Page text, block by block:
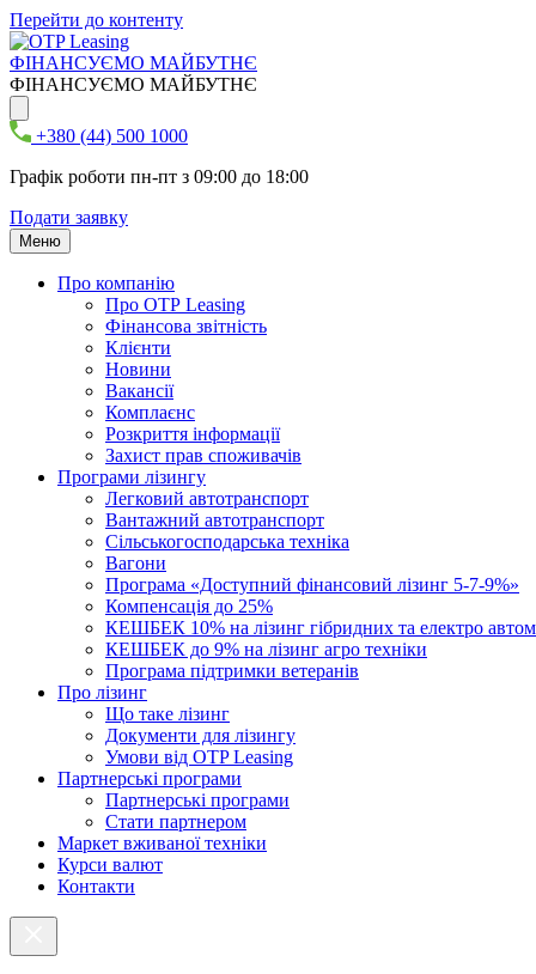
Перейти до контенту
ФІНАНСУЄМО МАЙБУТНЄ
ФІНАНСУЄМО МАЙБУТНЄ
+380 (44) 500 1000
Графік роботи пн-пт з 09:00 до 18:00
Подати заявку
Меню
Про компанію
Про ОТР Leasing
Фінансова звітність
Клієнти
Новини
Вакансії
Комплаєнс
Розкриття інформації
Захист прав споживачів
Програми лізингу
Легковий автотранспорт
Вантажний автотранспорт
Cільськогосподарська техніка
Вагони
Програма «Доступний фінансовий лізинг 5-7-9%»
Компенсація до 25%
КЕШБЕК 10% на лізинг гібридних та електро
КЕШБЕК до 9% на лізинг агро техніки
Програма підтримки ветеранів
Про лізинг
Що таке лізинг
Документи для лізингу
Умови від OTP Leasing
Партнерські програми
Партнерські програми
Стати партнером
Маркет вживаної техніки
Курси валют
Контакти